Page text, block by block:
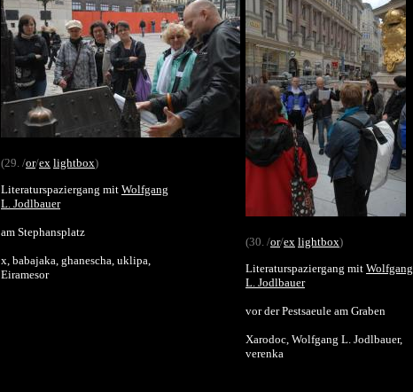
(29. /or/ex lightbox)
Literaturspaziergang mit Wolfgang
L. Jodlbauer
am Stephansplatz
x, babajaka, ghanescha, uklipa,
Eiramesor
(30. /or/ex lightbox)
Literaturspaziergang mit Wolfgang
L. Jodlbauer
vor der Pestsaeule am Graben
Xarodoc, Wolfgang L. Jodlbauer,
verenka